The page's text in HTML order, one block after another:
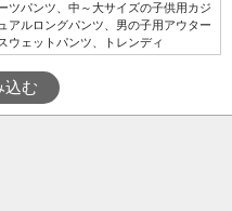
ツパンツ、中～大サイズの子供用カジ
アルロングパンツ、男の子用アウター
ウェットパンツ、トレンディ
込む